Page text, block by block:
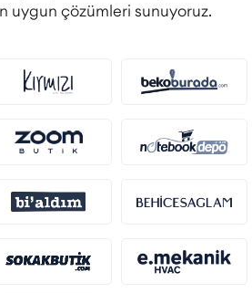
uygun çözümleri sunuyoruz.